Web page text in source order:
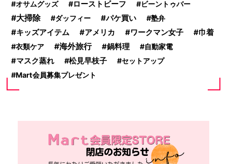
オサムグッズ ローストビーフ ビーントゥバー
大掃除 ダッフィー パケ買い 塾弁
キッズアイテム アメリカ ワークマン女子 巾着
衣類ケア 海外旅行 鍋料理 自動家電
マスク蒸れ 松見早枝子
セットアップ
Mart会員募集プレゼント